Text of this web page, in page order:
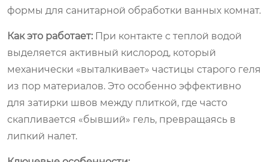
формы для санитарной обработки ванных комнат.
Как это работает: При контакте с теплой водой
выделяется активный кислород, который
механически «выталкивает» частицы старого геля
из пор материалов. Это особенно эффективно
для затирки швов между плиткой, где часто
скапливается «бывший» гель, превращаясь в
липкий налет.